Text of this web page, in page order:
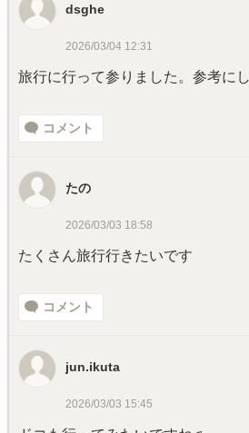
dsghe
2026/03/04 12:31
旅行に行って参りました。参考に
コメント
たの
2026/03/03 18:58
たくさん旅行行きたいです
コメント
jun.ikuta
2026/03/03 15:45